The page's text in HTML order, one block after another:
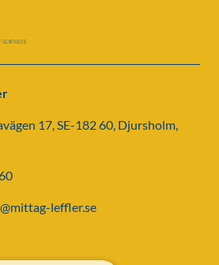
17, SE-182 60, Djursholm,
leffler.se